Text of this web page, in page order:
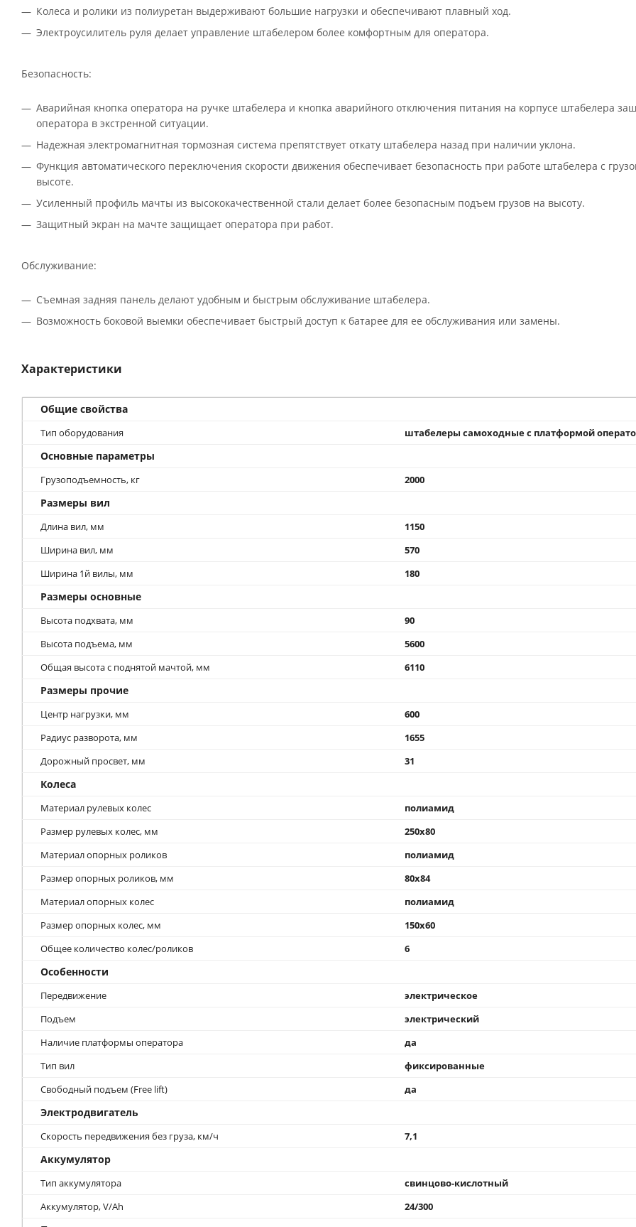
Колеса и ролики из полиуретан выдерживают большие нагрузки и обеспечивают плавный ход.
Электроусилитель руля делает управление штабелером более комфортным для оператора.
Безопасность:
Аварийная кнопка оператора на ручке штабелера и кнопка аварийного отключения питания на корпусе штабелера
оператора в экстренной ситуации.
Надежная электромагнитная тормозная система препятствует откату штабелера назад при наличии уклона.
Функция автоматического переключения скорости движения обеспечивает безопасность при работе штабелера с
высоте.
Усиленный профиль мачты из высококачественной стали делает более безопасным подъем грузов на высоту.
Защитный экран на мачте защищает оператора при работ.
Обслуживание:
Съемная задняя панель делают удобным и быстрым обслуживание штабелера.
Возможность боковой выемки обеспечивает быстрый доступ к батарее для ее обслуживания или замены.
Характеристики
Общие свойства
Тип оборудования штабелеры самоходные с платформой
Основные параметры
Грузоподъемность, кг 2000
Размеры вил
Длина вил, мм
1150
Ширина вил, мм
570
Ширина 1й вилы, мм
180
Размеры основные
Высота подхвата, мм
90
Высота подъема, мм
5600
Общая высота с поднятой мачтой, мм
6110
Размеры прочие
Центр нагрузки, мм
600
Радиус разворота, мм
1655
Дорожный просвет, мм
31
Колеса
Материал рулевых колес
полиамид
Размер рулевых колес, мм
250x80
Материал опорных роликов
полиамид
Размер опорных роликов, мм
80x84
Материал опорных колес
полиамид
Размер опорных колес, мм
150x60
Общее количество колес/роликов
6
Особенности
Передвижение
электрическое
Подъем
электрический
Наличие платформы оператора
да
Тип вил
фиксированные
Свободный подъем (Free lift)
да
Электродвигатель
Скорость передвижения без груза, км/ч 7,1
Аккумулятор
Тип аккумулятора
свинцово-кислотный
Аккумулятор, V/Ah
24/300